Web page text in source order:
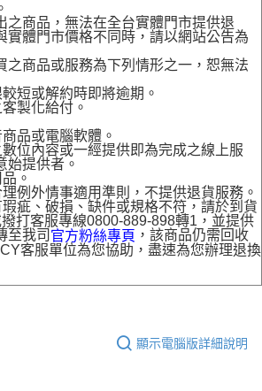
之商品，無法在全台實體門市提供退
實體門市價格不同時，請以網站公告為
之商品或服務為下列情形之一，恕無法
短或解約時即將逾期。
製化給付。
品或電腦軟體。
位內容或一經提供即為完成之線上服
始提供者。
。
例外情事適用準則，不提供退貨服務。
疵、破損、缺件或規格不符，請於到貨
打客服專線0800-889-898轉1，並提供
至我司 官方粉絲專頁 ，該商品仍需回收
客服單位為您協助，盡速為您辦理退換
顯示電腦版詳細說明